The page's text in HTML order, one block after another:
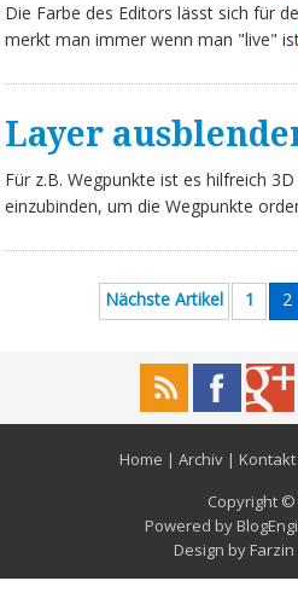
Die Farbe des Editors lässt sich für
merkt man immer wenn man "live"
Layer
Für z.B. Wegpunkte ist es hilfreich
einzubinden, um die Wegpunkte
Nächste Artikel 1 2
Home | Archiv| Kontakt
Copyright ©
Powered by
Design by